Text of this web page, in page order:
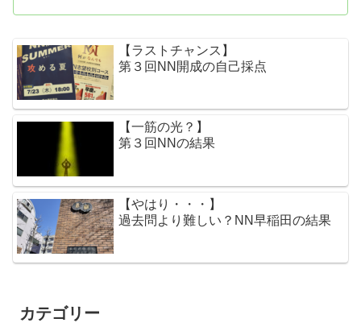
【ラストチャンス】
第３回NN開成の自己採点
【一筋の光？】
第３回NNの結果
【やはり・・・】
過去問より難しい？NN早稲田の結果
カテゴリー